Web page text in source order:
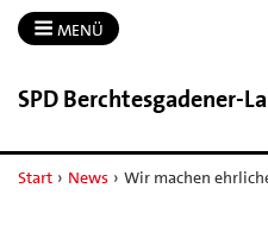
MENÜ
SPD Berchtesgadener-​
Start › News › Wir machen